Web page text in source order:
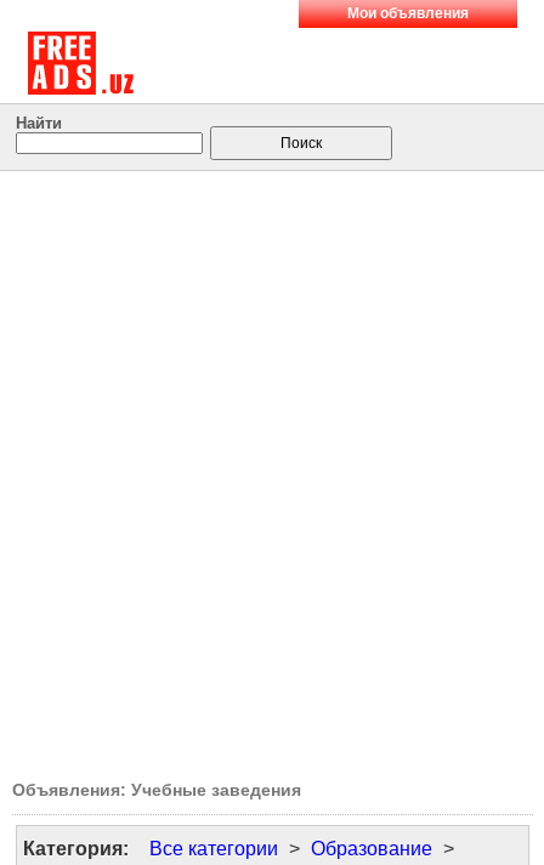
Мои объявления
Найти
Объявления: Учебные заведения
Категория: Все категории > Образование >